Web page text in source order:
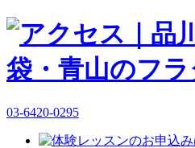
03-6420-0295